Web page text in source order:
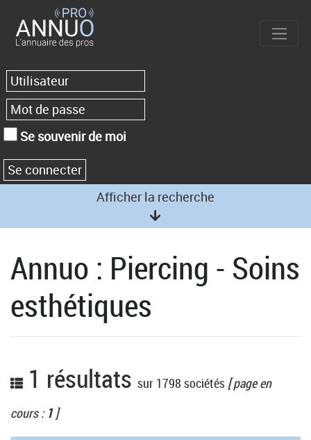
Se souvenir de moi
Afficher la recherche
Annuo : Piercing - Soins
esthétiques
1 résultats sur 1798 sociétés [ page en
cours : 1]